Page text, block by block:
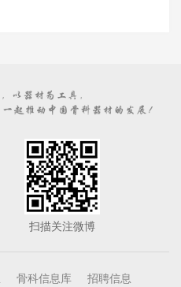
扫描关注微博
骨科信息库 招聘信息